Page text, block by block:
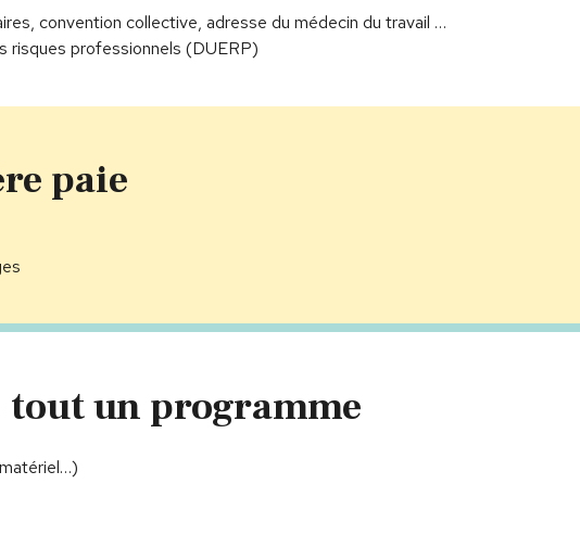
convention collective, adresse du médecin du travail …
risques professionnels (DUERP)
paie
un programme